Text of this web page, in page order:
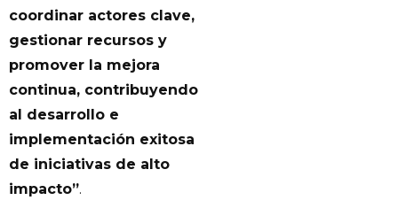
coordinar actores clave,
gestionar recursos y
promover la mejora
continua, contribuyendo
al desarrollo e
implementación exitosa
de iniciativas de alto
impacto”.